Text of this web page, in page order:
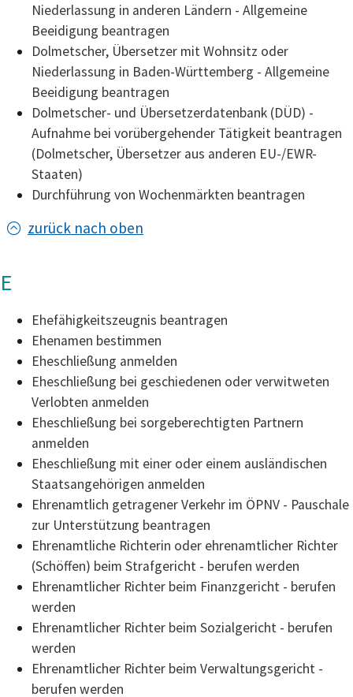
Niederlassung in anderen Ländern - Allgemeine
Beeidigung beantragen
Dolmetscher, Übersetzer mit Wohnsitz oder
Niederlassung in Baden-Württemberg - Allgemeine
Beeidigung beantragen
Dolmetscher- und Übersetzerdatenbank (DÜD) -
Aufnahme bei vorübergehender Tätigkeit beantragen
(Dolmetscher, Übersetzer aus anderen EU-/EWR-
Staaten)
Durchführung von Wochenmärkten beantragen
zurück nach oben
E
Ehefähigkeitszeugnis beantragen
Ehenamen bestimmen
Eheschließung anmelden
Eheschließung bei geschiedenen oder verwitweten
Verlobten anmelden
Eheschließung bei sorgeberechtigten Partnern
anmelden
Eheschließung mit einer oder einem ausländischen
Staatsangehörigen anmelden
Ehrenamtlich getragener Verkehr im ÖPNV - Pauschale
zur Unterstützung beantragen
Ehrenamtliche Richterin oder ehrenamtlicher Richter
(Schöffen) beim Strafgericht - berufen werden
Ehrenamtlicher Richter beim Finanzgericht - berufen
werden
Ehrenamtlicher Richter beim Sozialgericht - berufen
werden
Ehrenamtlicher Richter beim Verwaltungsgericht -
berufen werden